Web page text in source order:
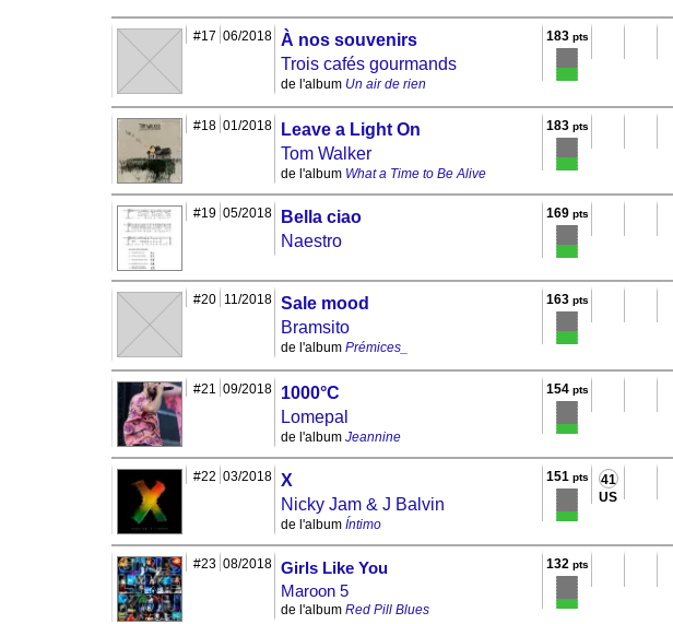
#17 06/2018 À nos souvenirs
Trois cafés gourmands
de l'album Un air de rien
183pts
#18 01/2018
Leave a Light On
Tom Walker
de l'album What a Time to Be Alive
183pts
#19 05/2018
Bella ciao
Naestro
169pts
#20 11/2018
Sale mood
Bramsito
de l'album Prémices_
163pts
#21 09/2018
1000°C
Lomepal
de l'album Jeannine
154pts
#22 03/2018 X
Nicky Jam & J Balvin
de l'album Íntimo
151 pts 41
US
#23 08/2018 Girls Like You
Maroon 5
de l'album Red Pill Blues
132 pts